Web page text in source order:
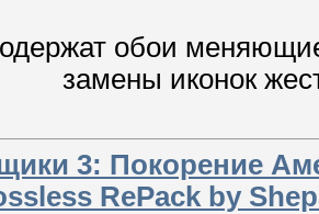
обои
замены иконок
3: Покорение
RePack by